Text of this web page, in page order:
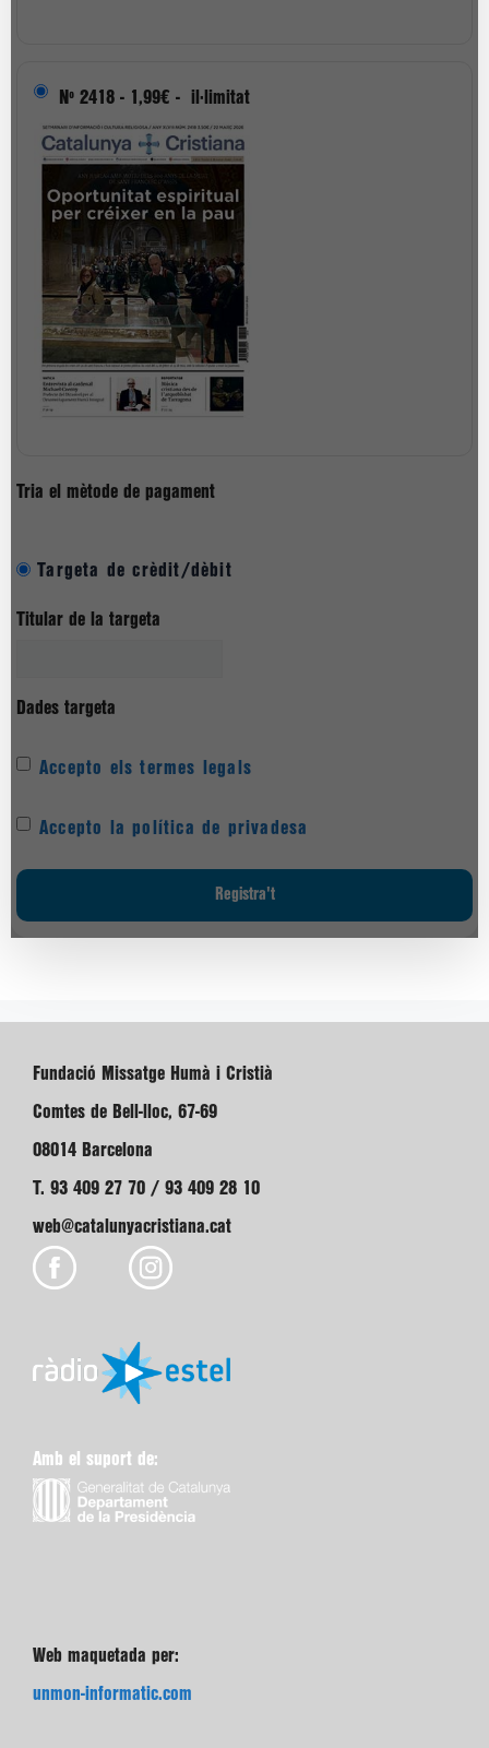
Nº 2418 - 1,99€ - il·limitat
Tria el mètode de pagament
Targeta de crèdit/dèbit
Titular de la targeta
Dades targeta
Accepto els termes legals
Accepto la política de privadesa
Fundació Missatge Humà i Cristià
Comtes de Bell-lloc, 67-69
08014 Barcelona
T. 93 409 27 70 / 93 409 28 10
web@catalunyacristiana.cat
Amb el suport de:
Web maquetada per:
unmon-informatic.com